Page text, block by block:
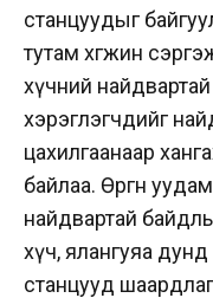
станцуудыг
тутам хөгжин
хүчний
хэрэглэгчдийг
цахилгаанаар
байлаа. Өргөн
найдвартай
хүч, ялангуяа
станцууд